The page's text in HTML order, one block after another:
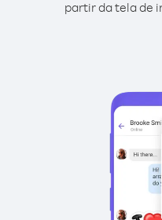
partir da tela de